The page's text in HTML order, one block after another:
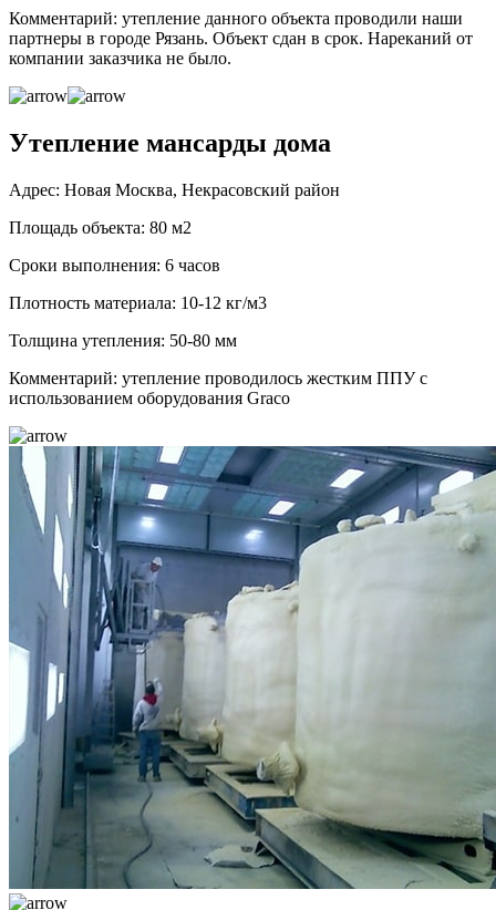
Комментарий: утепление данного объекта проводили наши
партнеры в городе Рязань. Объект сдан в срок. Нареканий от
компании заказчика не было.
Утепление мансарды дома
Адрес: Новая Москва, Некрасовский район
Площадь объекта: 80 м2
Сроки выполнения: 6 часов
Плотность материала: 10-12 кг/м3
Толщина утепления: 50-80 мм
Комментарий: утепление проводилось жестким ППУ с
использованием оборудования Graco